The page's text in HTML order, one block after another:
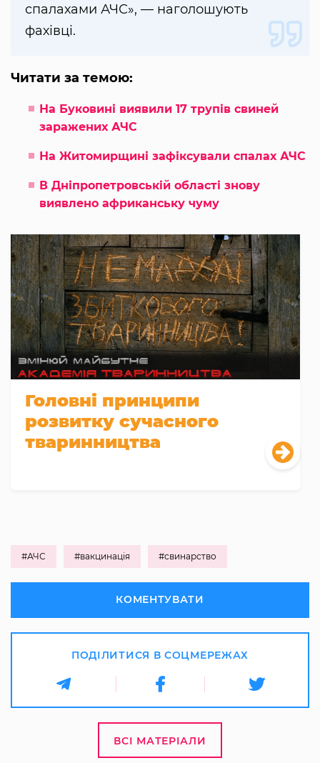
спалахами АЧС», — наголошують
фахівці.
Читати за темою:
На Буковині виявили 17 трупів свиней
заражених АЧС
На Житомирщині зафіксували спалах АЧС
В Дніпропетровській області знову
виявлено африканську чуму
Головні принципи
розвитку сучасного
тваринництва
#АЧС #вакцинація #свинарство
КОМЕНТУВАТИ
ПОДІЛИТИСЯ В СОЦМЕРЕЖАХ
ВСІ МАТЕРІАЛИ